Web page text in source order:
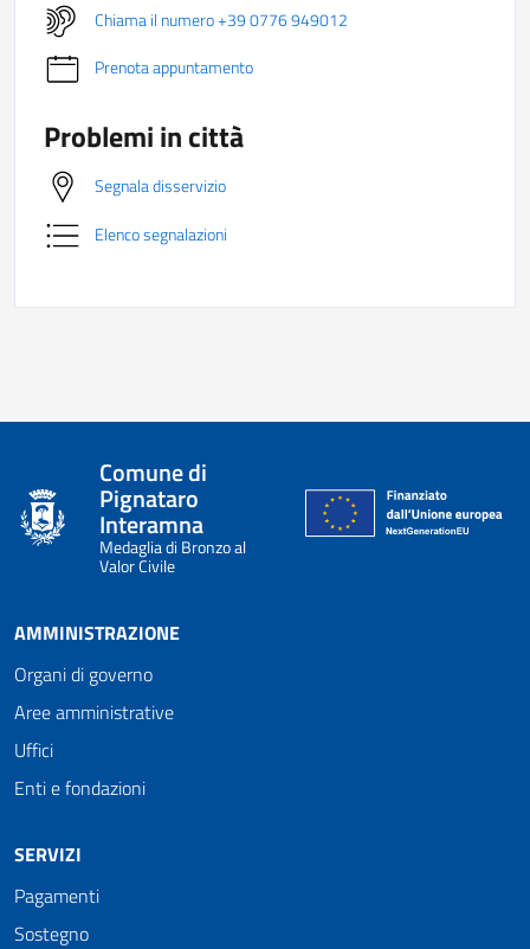
Chiama il numero +39 0776 949012
Prenota appuntamento
Problemi in città
Segnala disservizio
Elenco segnalazioni
Comune di
Pignataro
Interamna
Medaglia di Bronzo al
Valor Civile
AMMINISTRAZIONE
Organi di governo
Aree amministrative
Uffici
Enti e fondazioni
SERVIZI
Pagamenti
Sostegno